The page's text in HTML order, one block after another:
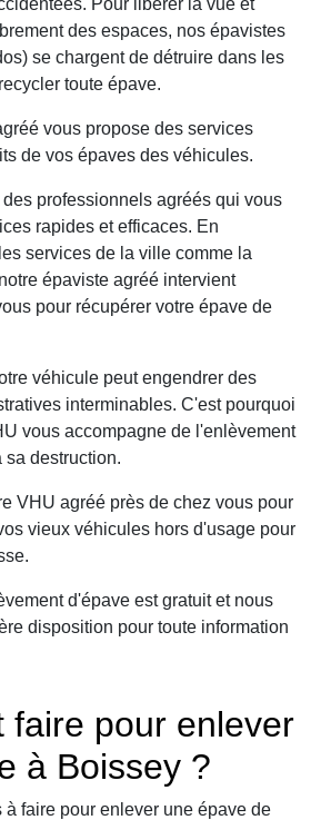
Pour libérer la vue et
des espaces, nos épavistes
se chargent de détruire dans les
toute épave.
vous propose des services
de vos épaves des véhicules.
professionnels agréés qui vous
rapides et efficaces. En
services de la ville comme la
épaviste agréé intervient
pour récupérer votre épave de
véhicule peut engendrer des
interminables. C'est pourquoi
vous accompagne de l'enlèvement
sa destruction.
VHU agréé près de chez vous pour
vieux véhicules hors d'usage pour
d'épave est gratuit et nous
disposition pour toute information
faire pour enlever
à Boissey ?
faire pour enlever une épave de